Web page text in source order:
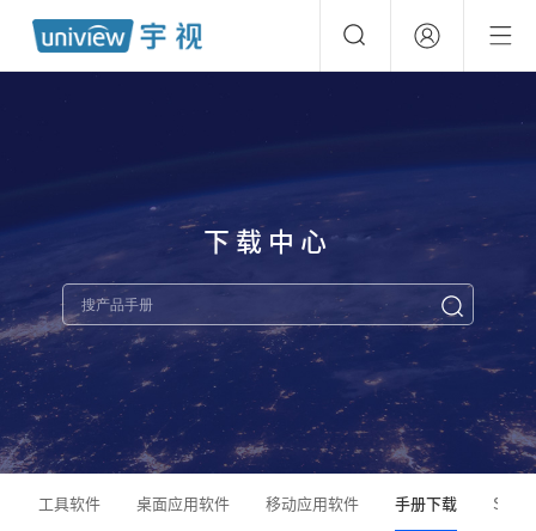
下载中心
工具软件 桌面应用软件 移动应用软件 手册下载 SDK